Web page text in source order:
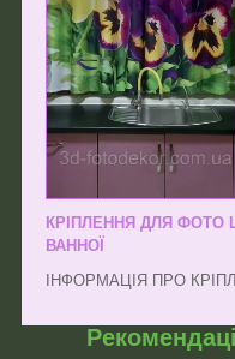
КРІПЛЕННЯ ДЛЯ ФОТО
ВАННОЇ
ІНФОРМАЦІЯ ПРО